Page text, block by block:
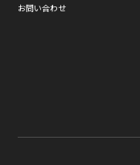
お問い合わせ